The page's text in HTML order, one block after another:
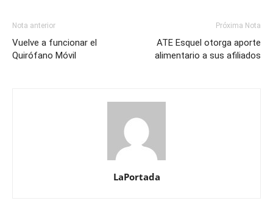
Nota anterior
Vuelve a funcionar el
Quirófano Móvil
Próxima Nota
ATE Esquel otorga aporte
alimentario a sus afiliados
LaPortada